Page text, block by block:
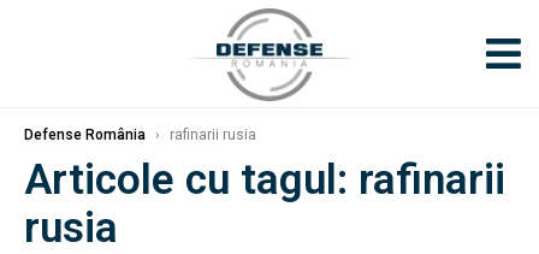
Defense România › rafinarii rusia
Articole cu tagul: rafinarii
rusia